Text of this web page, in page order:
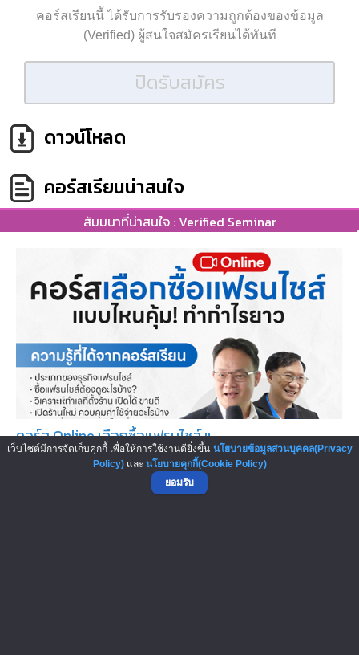
คอร์สเรียนนี้ ได้รับการรับรองความถูกต้องของข้อมูล
(Verified) ผู้สนใจสมัครเรียนได้ทันที
ปิดรับสมัคร
ดาวน์โหลด
คอร์สเรียนน่าสนใจ
สัมมนาที่น่าสนใจ : Verified Seminar
คอร์ส Online เลือกซื้อแฟรนไชส์ แ...
หลายคนเลือกลงทุนในธุรกิจแฟรนไชส์ เพราะเป็นทางลัดใน
การทำธุรกิจ โดยไม่ต้องเสียเวลา...
เว็บไซต์มีการจัดเก็บคุกกี้ เพื่อให้การใช้งานดียิ่งขึ้น นโยบายข้อมูลส่วนบุคคล(Privacy
Policy)และ นโยบายคุกกี้(Cookie Policy)
ยอมรับ